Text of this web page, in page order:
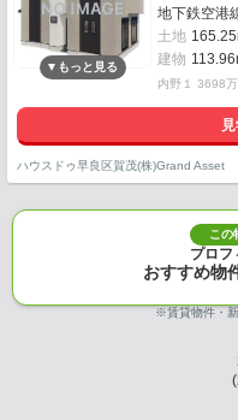
地下鉄空港
土地
建物
内野１ 3698万
ハウスドゥ早良区賀茂(株)Grand Asset
この
プロフ
おすすめ物
※賃貸物件・
(